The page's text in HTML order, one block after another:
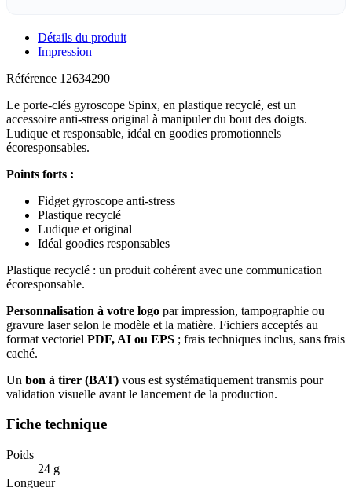
Détails du produit
Impression
Référence 12634290
Le porte-clés gyroscope Spinx, en plastique recyclé, est un
accessoire anti-stress original à manipuler du bout des doigts.
Ludique et responsable, idéal en goodies promotionnels
écoresponsables.
Points forts :
Fidget gyroscope anti-stress
Plastique recyclé
Ludique et original
Idéal goodies responsables
Plastique recyclé : un produit cohérent avec une communication
écoresponsable.
Personnalisation à votre logo par impression, tampographie ou
gravure laser selon le modèle et la matière. Fichiers acceptés au
format vectoriel PDF, AI ou EPS ; frais techniques inclus, sans frais
caché.
Un bon à tirer (BAT) vous est systématiquement transmis pour
validation visuelle avant le lancement de la production.
Fiche technique
Poids
24 g
Longueur